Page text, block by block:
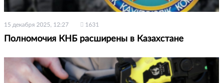
15 декабря 2025, 12:27 1631
Полномочия КНБ расширены в Казахстане